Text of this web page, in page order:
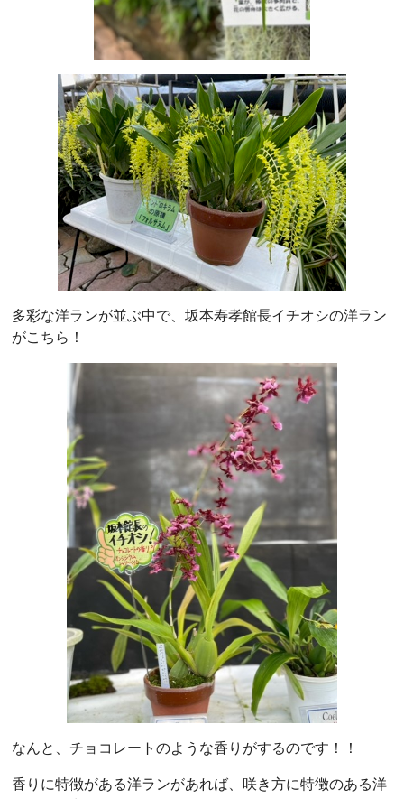
多彩な洋ランが並ぶ中で、坂本寿孝館長イチオシの洋ラン
がこちら！
なんと、チョコレートのような香りがするのです！！
香りに特徴がある洋ランがあれば、咲き方に特徴のある洋